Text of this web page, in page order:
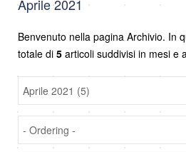
Aprile 2021
Benvenuto nella pagina Archivio. In
totale di 5 articoli suddivisi in mesi e